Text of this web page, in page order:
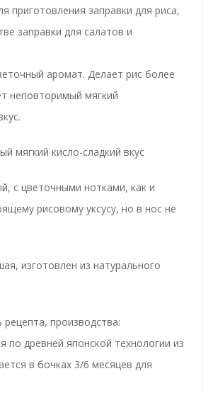
приготовления заправки для риса,
заправки для салатов и
аромат. Делает рис более
неповторимый мягкий
мягкий кисло-сладкий вкус
с цветочными нотками, как и
рисовому уксусу, но в нос не
изготовлен из натурального
производства:
по древней японской технологии из
в бочках 3/6 месяцев для